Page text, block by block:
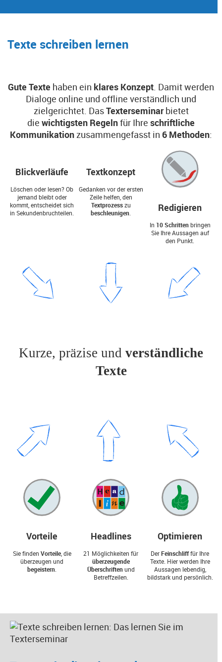
Texte schreiben lernen
Gute Texte haben ein klares Konzept. Damit werden
Dialoge online und offline verständlich und
zielgerichtet. DasTexterseminarbietet
die wichtigsten Regelnfür Ihre schriftliche
Kommunikationzusammengefasst in 6 Methoden:
Blickverläufe
Löschen oder lesen? Ob
jemand bleibt oder
kommt, entscheidet sich
in Sekundenbruchteilen.
Textkonzept
Gedanken vor der ersten
Zeile helfen, den
Textprozesszu
beschleunigen
Redigieren
In 10 Schrittenbringen
Sie Ihre Aussagen auf
den Punkt.
Kurze, präzise und verständliche
Texte
Vorteile
Sie finden Vorteile, die
überzeugen und
begeistern
Headlines
21 Möglichkeiten für
überzeugende
Überschriftenund
Betreffzeilen.
Optimieren
DerFeinschlifffür Ihre
Texte. Hier werden Ihre
Aussagen lebendig,
bildstark und persönlich.